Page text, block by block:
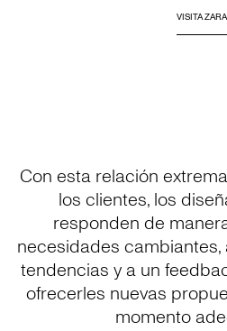
VISITA ZARA
Con esta relación
los clientes, los
responden de
necesidades
tendencias y a un
ofrecerles nuevas
momento